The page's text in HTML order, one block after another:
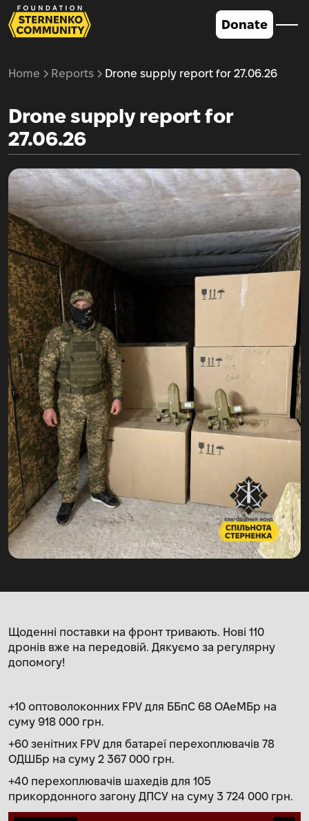
Donate
Home Reports Drone supply report for 27.06.26
Drone supply report for
27.06.26
Щоденні поставки на фронт тривають. Нові 110
дронів вже на передовій. Дякуємо за регулярну
допомогу!
+10 оптоволоконних FPV для ББпС 68 ОАеМБр на
суму 918 000 грн.
+60 зенітних FPV для батареї перехоплювачів 78
ОДШБр на суму 2 367 000 грн.
+40 перехоплювачів шахедів для 105
прикордонного загону ДПСУ на суму 3 724 000 грн.